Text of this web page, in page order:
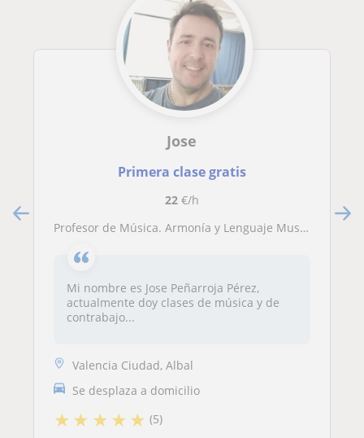
Jose
Primera clase gratis
22€/h
Profesor de Música. Armonía y Lenguaje Musical. Todos los niveles
Mi nombre es Jose Peñarroja Pérez,
actualmente doy clases de música y de
contrabajo...
Valencia Ciudad, Albal
Se desplaza a domicilio
★★ ★★★ (5)